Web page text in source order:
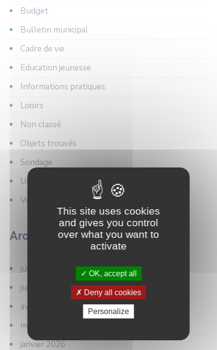
Budget
Bulletin municipal
Cadre de vie
Education jeunesse
Informations pratiques
Loisirs
Non classé
Objets trouvés
Sondage
Urbanisme
Vie municipale
Archives
juillet 2026
juin 2026
avril 2026
mars 2026
janvier 2026
This site uses cookies
and gives you control
over what you want to
activate
OK, accept all
Deny all cookies
Personalize